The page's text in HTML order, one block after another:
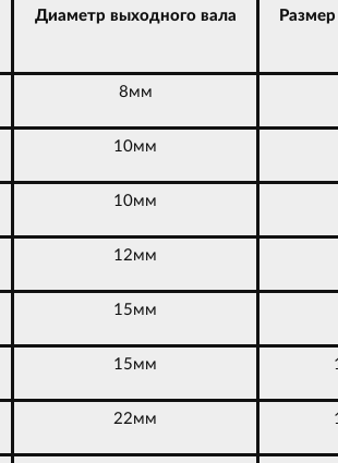
Диаметр выходного вала
8мм
10мм
10мм
12мм
15мм
15мм
22мм